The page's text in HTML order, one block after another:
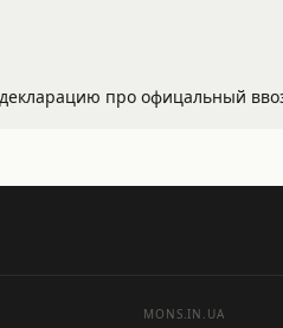
про офицальный
MONS.IN.UA